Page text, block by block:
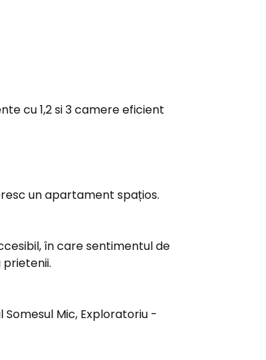
cu 1,2 si 3 camere eficient
un apartament spațios.
în care sentimentul de
Mic, Exploratoriu -